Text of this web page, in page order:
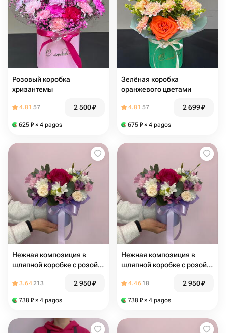
Розовый коробка
хризантемы
4.81 57 2 500₽
625 ₽ × 4 pagos
Зелёная коробка
оранжевого цветами
4.81 57 2 699₽
675 ₽ × 4 pagos
Нежная композиция в
шляпной коробке с розой
3.64213 2 950₽
738 ₽ × 4 pagos
Нежная композиция в
шляпной коробке с розой
4.46 18 2 950₽
738 ₽ × 4 pagos